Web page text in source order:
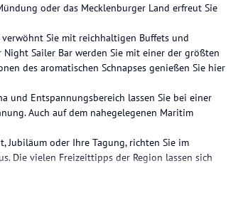
oder das Mecklenburger Land erfreut Sie
verwöhnt Sie mit reichhaltigen Buffets und
Night Sailer Bar werden Sie mit einer der größten
des aromatischen Schnapses genießen Sie hier
und Entspannungsbereich lassen Sie bei einer
Auch auf dem nahegelegenen Maritim
Jubiläum oder Ihre Tagung, richten Sie im
Die vielen Freizeittipps der Region lassen sich